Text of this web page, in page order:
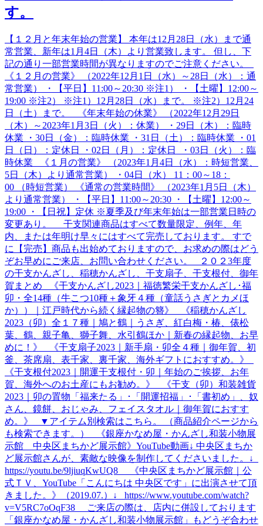
す。
【１２月と年末年始の営業】 本年は12月28日（水）まで通
常営業、新年は1月4日（木）より営業致します。 但し、下
記の通り一部営業時間が異なりますのでご注意ください。
《１２月の営業》 （2022年12月1日（水）～28日（水）：通
常営業） ・【平日】11:00～20:30 ※注1） ・【土曜】12:00～
19:00 ※注2） ※注1）12月28日（水）まで。 ※注2）12月24
日（土）まで。 《年末年始の休業》 （2022年12月29日
（木）～2023年1月3日（火）：休業） ・29日（木）：臨時
休業 ・30日（金）：臨時休業 ・31日（土）：臨時休業 ・01
日（日）：定休日 ・02日（月）：定休日 ・03日（火）：臨
時休業 《１月の営業》 （2023年1月4日（水）：時短営業、
5日（木）より通常営業） ・04日（水） 11：00～18：
00 （時短営業） 《通常の営業時間》 （2023年1月5日（木）
より通常営業） ・【平日】11:00～20:30 ・【土曜】12:00～
19:00 ・【日祝】定休 ※夏季及び年末年始は一部営業日時の
変更あり。 干支関連商品はすべて数量限定、例年、年
内、または年明け早々にはすべて完売しております。 すで
に【完売】商品も出始めておりますので、お求めの際はどう
ぞお早めにご来店、お問い合わせください。 ２０２3年度
の干支かんざし、稲穂かんざし、干支扇子、干支根付、御年
賀まとめ 《干支かんざし2023｜福徳繁栄干支かんざし･福
卯・全14種（牛こつ10種＋象牙４種（童話うさぎとカメほ
か））｜江戸時代から続く縁起物の簪》 《稲穂かんざし
2023（卯）全１７種｜鳩と鶴｜うさぎ、紅白梅・椿、俵松
葉、鶴、親子亀、獅子舞、水引鶴ほか｜新春の縁起物、お早
めに！》 《干支扇子2023｜新手扇・卯全４種｜御年賀、初
釜、茶席扇、表千家、裏千家、海外ギフトにおすすめ。》
《干支根付2023｜開運干支根付・卯｜年始のご挨拶、お年
賀、海外へのお土産にもお勧め。》 《干支（卯）和装雑貨
2023｜卯の置物「福来たる」･「開運招福」･「書初め」、奴
さん、鏡餅、おじゃみ、フェイスタオル｜御年賀におすす
め。》 ▼アイテム別検索はこちら。 （商品紹介ページから
も検索できます。） 《銀座かなめ屋・かんざし和装小物展
示館 中央区まちかど展示館》YouTube動画↓ 中央区まちか
ど展示館さんが、素敵な映像を制作してくださいました。↓
https://youtu.be/9ljiuqKwUQ8 《中央区まちかど展示館｜公
式ＴＶ、YouTube「こんにちは 中央区です」に出演させて頂
きました。》（2019.07.）↓ https://www.youtube.com/watch?
v=V5RC7oOqF38 ご来店の際は、店内に併設しております
「銀座かなめ屋・かんざし和装小物展示館」もどうぞ合わせ